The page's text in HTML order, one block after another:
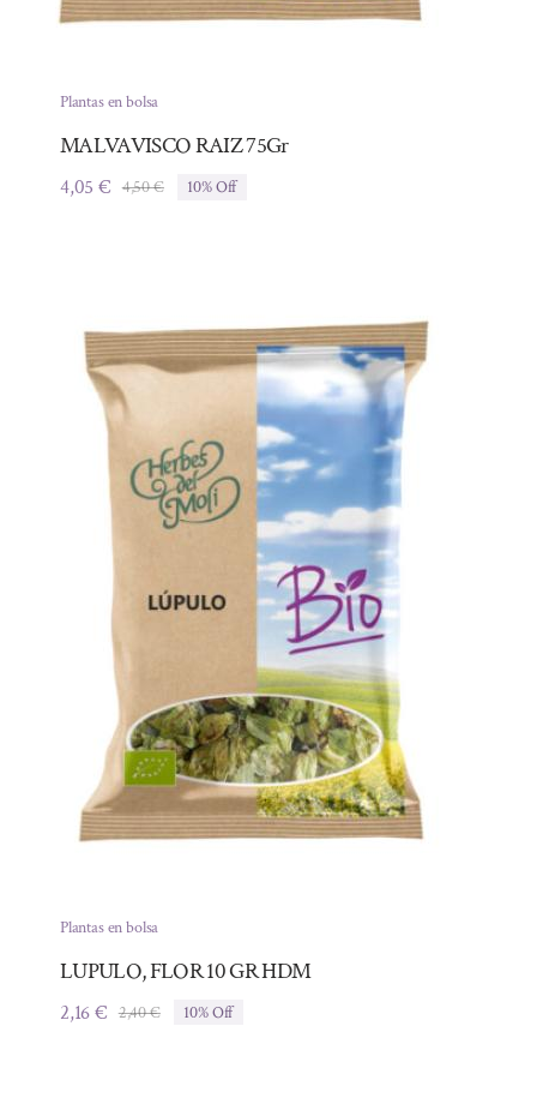
Plantas en bolsa
MALVAVISCO RAIZ 75Gr
4,50€El
4,05€
El
10% Off
Plantas en bolsa
LUPULO, FLOR 10 GR HDM
2,40€El
2,16€
El
10% Off